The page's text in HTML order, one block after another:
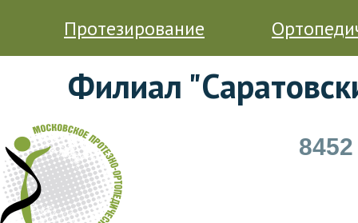
Протезирование
Филиал
8452